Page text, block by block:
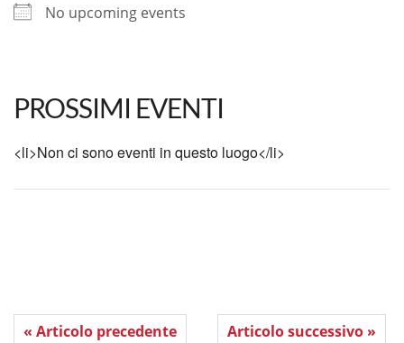
No upcoming events
PROSSIMI EVENTI
<li>Non ci sono eventi in questo luogo</li>
« Articolo precedente Articolo successivo »